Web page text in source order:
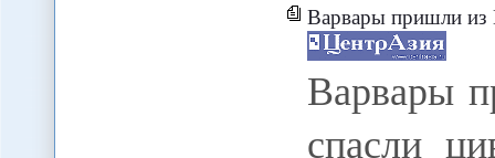
Варвары пришли из
Варвары
спасли